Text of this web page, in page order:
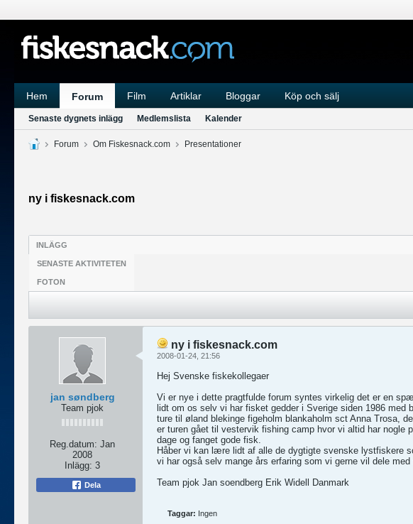
Hem Forum Film Artiklar Bloggar Köp och sälj
Senaste dygnets inlägg Medlemslista Kalender
Forum Om Fiskesnack.com Presentationer
ny i fiskesnack.com
INLÄGG
SENASTE AKTIVITETEN
FOTON
jan søndberg
Team pjok
Reg.datum: Jan
2008
Inlägg: 3
Dela
ny i fiskesnack.com
2008-01-24, 21:56
Hej Svenske fiskekollegaer
Vi er nye i dette pragtfulde forum syntes virkelig det er en
lidt om os selv vi har fisket gedder i Sverige siden 1986 med
ture til øland blekinge figeholm blankaholm sct Anna Trosa,
er turen gået til vestervik fishing camp hvor vi altid har nogle
dage og fanget gode fisk.
Håber vi kan lære lidt af alle de dygtigte svenske lystfiskere
vi har også selv mange års erfaring som vi gerne vil dele med
Team pjok Jan soendberg Erik Widell Danmark
Taggar: Ingen